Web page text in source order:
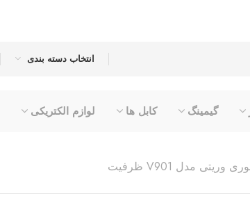
انتخاب دسته بندی
گیمینگ کابل ها لوازم الکتریکی
فلش مموری وریتی مدل V901 ظرفیت